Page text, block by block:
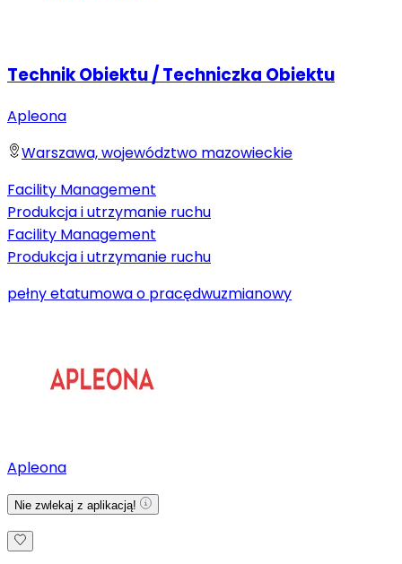
Technik Obiektu / Techniczka Obiektu
Apleona
Warszawa, województwo mazowieckie
Facility Management
Produkcja i utrzymanie ruchu
Facility Management
Produkcja i utrzymanie ruchu
pełny etatumowa o pracędwuzmianowy
Apleona
Nie zwlekaj z aplikacją!